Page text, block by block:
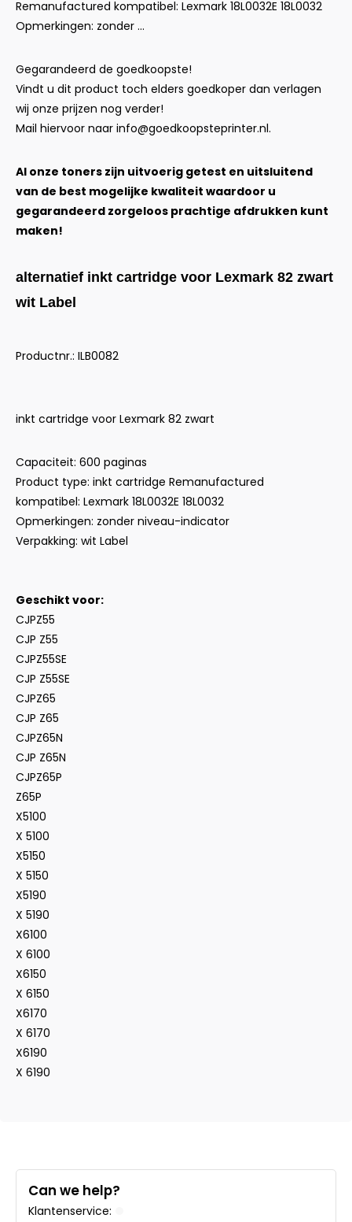
Remanufactured kompatibel: Lexmark 18L0032E 18L0032
Opmerkingen: zonder ...
Gegarandeerd de goedkoopste!
Vindt u dit product toch elders goedkoper dan verlagen
wij onze prijzen nog verder!
Mail hiervoor naar info@goedkoopsteprinter.nl.
Al onze toners zijn uitvoerig getest en uitsluitend
van de best mogelijke kwaliteit waardoor u
gegarandeerd zorgeloos prachtige afdrukken kunt
maken!
alternatief inkt cartridge voor Lexmark 82 zwart
wit Label
Productnr.: ILB0082
inkt cartridge voor Lexmark 82 zwart
Capaciteit: 600 paginas
Product type: inkt cartridge Remanufactured
kompatibel: Lexmark 18L0032E 18L0032
Opmerkingen: zonder niveau-indicator
Verpakking: wit Label
Geschikt voor:
CJPZ55
CJP Z55
CJPZ55SE
CJP Z55SE
CJPZ65
CJP Z65
CJPZ65N
CJP Z65N
CJPZ65P
Z65P
X5100
X 5100
X5150
X 5150
X5190
X 5190
X6100
X 6100
X6150
X 6150
X6170
X 6170
X6190
X 6190
Can we help?
Klantenservice: